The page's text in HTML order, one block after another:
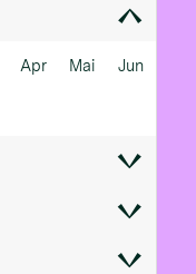
Apr Mai Jun